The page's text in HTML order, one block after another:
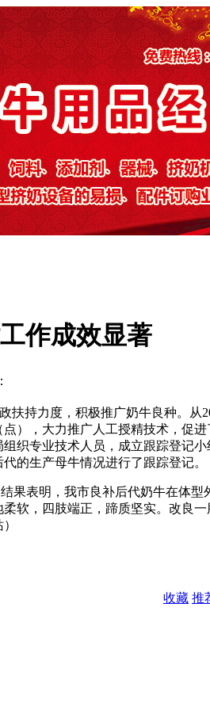
作成效显著
扶持力度，积极推广奶牛良种。从
），大力推广人工授精技术，促
织专业技术人员，成立跟踪登记小
的生产母牛情况进行了跟踪登记。
果表明，我市良补后代奶牛在体型
软，四肢端正，蹄质坚实。改良一
收藏 推